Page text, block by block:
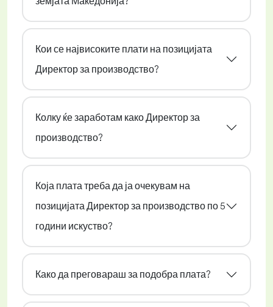
Кои се највисоките плати на позицијата
Директор за производство?
Колку ќе заработам како Директор за
производство?
Која плата треба да ја очекувам на
позицијата Директор за производство по 5
години искуство?
Како да преговараш за подобра плата?